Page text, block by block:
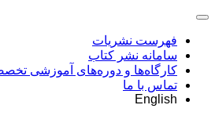
فهرست نشریات
سامانه نشر کتاب
کارگاه‌ها و دوره‌های آموزشی
تماس با ما
English